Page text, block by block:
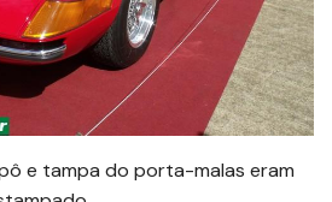
e tampa do porta-malas eram